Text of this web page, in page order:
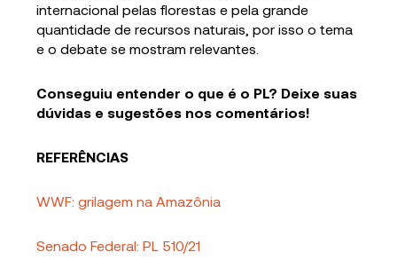
internacional pelas florestas e pela grande
quantidade de recursos naturais, por isso o tema
e o debate se mostram relevantes.
Conseguiu entender o que é o PL? Deixe suas
dúvidas e sugestões nos comentários!
REFERÊNCIAS
WWF: grilagem na Amazônia
Senado Federal: PL 510/21